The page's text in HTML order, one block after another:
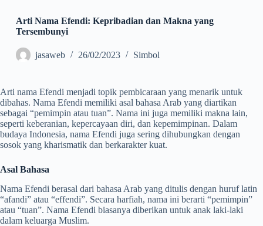
Arti Nama Efendi: Kepribadian dan Makna yang
Tersembunyi
jasaweb 26/02/2023 Simbol
Arti nama Efendi menjadi topik pembicaraan yang menarik untuk
dibahas. Nama Efendi memiliki asal bahasa Arab yang diartikan
sebagai “pemimpin atau tuan”. Nama ini juga memiliki makna lain,
seperti keberanian, kepercayaan diri, dan kepemimpinan. Dalam
budaya Indonesia, nama Efendi juga sering dihubungkan dengan
sosok yang kharismatik dan berkarakter kuat.
Asal Bahasa
Nama Efendi berasal dari bahasa Arab yang ditulis dengan huruf latin
“afandi” atau “effendi”. Secara harfiah, nama ini berarti “pemimpin”
atau “tuan”. Nama Efendi biasanya diberikan untuk anak laki-laki
dalam keluarga Muslim.